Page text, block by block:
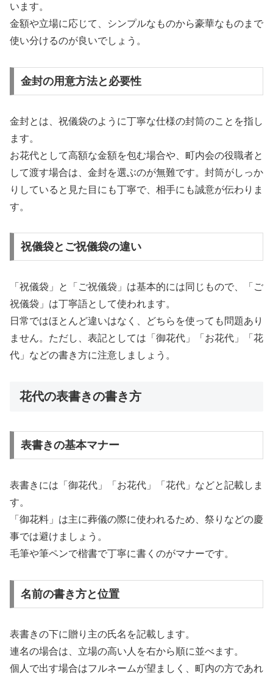
います。
金額や立場に応じて、シンプルなものから豪華なものまで
使い分けるのが良いでしょう。
金封の用意方法と必要性
金封とは、祝儀袋のように丁寧な仕様の封筒のことを指し
ます。
お花代として高額な金額を包む場合や、町内会の役職者と
して渡す場合は、金封を選ぶのが無難です。封筒がしっか
りしていると見た目にも丁寧で、相手にも誠意が伝わりま
す。
祝儀袋とご祝儀袋の違い
「祝儀袋」と「ご祝儀袋」は基本的には同じもので、「ご
祝儀袋」は丁寧語として使われます。
日常ではほとんど違いはなく、どちらを使っても問題あり
ません。ただし、表記としては「御花代」「お花代」「花
代」などの書き方に注意しましょう。
花代の表書きの書き方
表書きの基本マナー
表書きには「御花代」「お花代」「花代」などと記載しま
す。
「御花料」は主に葬儀の際に使われるため、祭りなどの慶
事では避けましょう。
毛筆や筆ペンで楷書で丁寧に書くのがマナーです。
名前の書き方と位置
表書きの下に贈り主の氏名を記載します。
連名の場合は、立場の高い人を右から順に並べます。
個人で出す場合はフルネームが望ましく、町内の方であれ